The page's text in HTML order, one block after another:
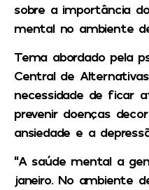
sobre a importância
mental no ambiente
Tema abordado pela
Central de
necessidade de ficar
prevenir doenças
ansiedade e a
“A saúde mental a
janeiro. No ambiente